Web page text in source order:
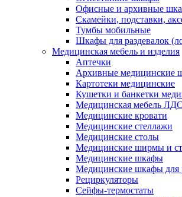
Офисные и архивные
Скамейки, подставки,
Тумбы мобильные
Шкафы для раздевалок
Медицинская мебель и изделия
Аптечки
Архивные медицинские
Картотеки медицинские
Кушетки и банкетки
Медицинская мебель
Медицинские кровати
Медицинские стеллажи
Медицинские столы
Медицинские ширмы и
Медицинские шкафы
Медицинские шкафы для
Рециркуляторы
Сейфы-термостаты